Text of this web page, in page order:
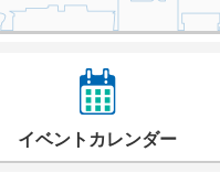
イベントカレンダー